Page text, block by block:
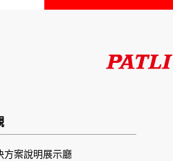
方案說明展示廳